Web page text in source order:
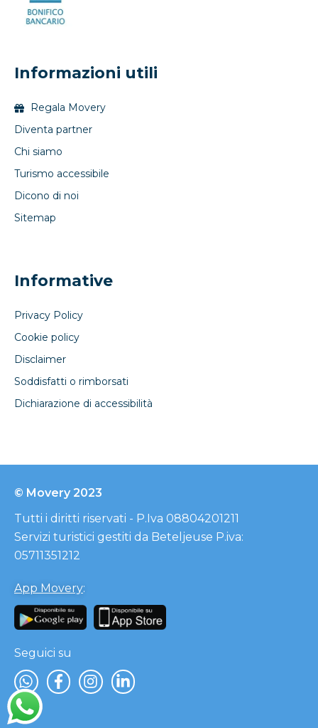
Informazioni utili
Regala Movery
Diventa partner
Chi siamo
Turismo accessibile
Dicono di noi
Sitemap
Informative
Privacy Policy
Cookie policy
Disclaimer
Soddisfatti o rimborsati
Dichiarazione di accessibilità
© Movery 2023
Tutti i diritti riservati - P.Iva 08804201211
Servizi turistici gestiti da Beteljeuse P.iva:
05711351212
App Movery:
Seguici su